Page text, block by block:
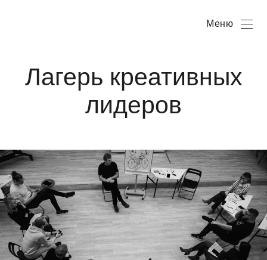
Меню
Лагерь креативных
лидеров